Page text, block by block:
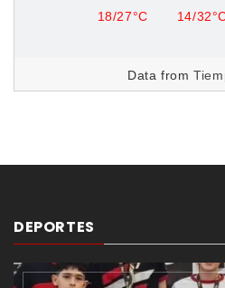
18/27°C 14/
Data from
DEPORTES